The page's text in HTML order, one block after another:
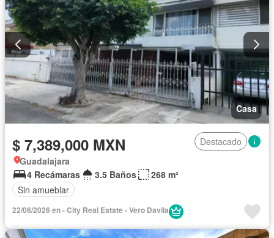
Casa
$ 7,389,000 MXN
Destacado
Guadalajara
4 Recámaras
3.5 Baños
268 m²
Sin amueblar
22/06/2026 en - City Real Estate - Vero Davila